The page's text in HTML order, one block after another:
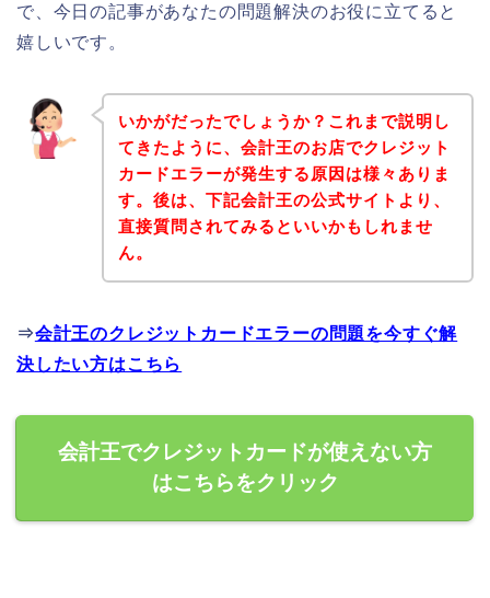
で、今日の記事があなたの問題解決のお役に立てると
嬉しいです。
いかがだったでしょうか？これまで説明し
てきたように、会計王のお店でクレジット
カードエラーが発生する原因は様々ありま
す。後は、下記会計王の公式サイトより、
直接質問されてみるといいかもしれませ
ん。
⇒会計王のクレジットカードエラーの問題を今すぐ解
決したい方はこちら
会計王でクレジットカードが使えない方
はこちらをクリック